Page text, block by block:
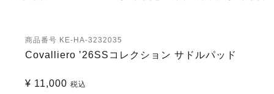
商品番号 KE-HA-3232035
Covalliero ’26SSコレクション サドルパッド
¥ 11,000 税込